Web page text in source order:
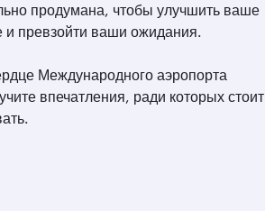
продумана, чтобы улучшить ваше
и превзойти ваши ожидания.
Международного аэропорта
впечатления, ради которых стоит